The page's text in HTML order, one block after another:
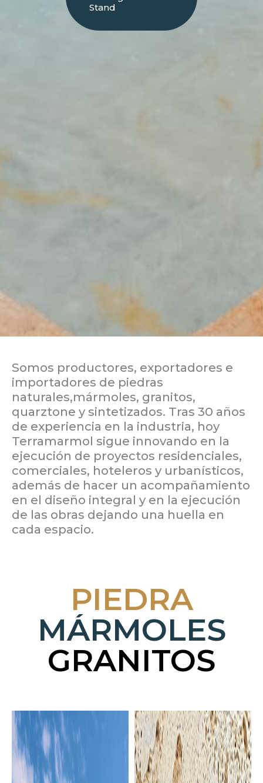
Stand
Somos productores, exportadores e
importadores de piedras
naturales,mármoles, granitos,
quarztone y sintetizados. Tras 30 años
de experiencia en la industria, hoy
Terramarmol sigue innovando en la
ejecución de proyectos residenciales,
comerciales, hoteleros y urbanísticos,
además de hacer un acompañamiento
en el diseño integral y en la ejecución
de las obras dejando una huella en
cada espacio.
PIEDRA
MÁRMOLES
GRANITOS